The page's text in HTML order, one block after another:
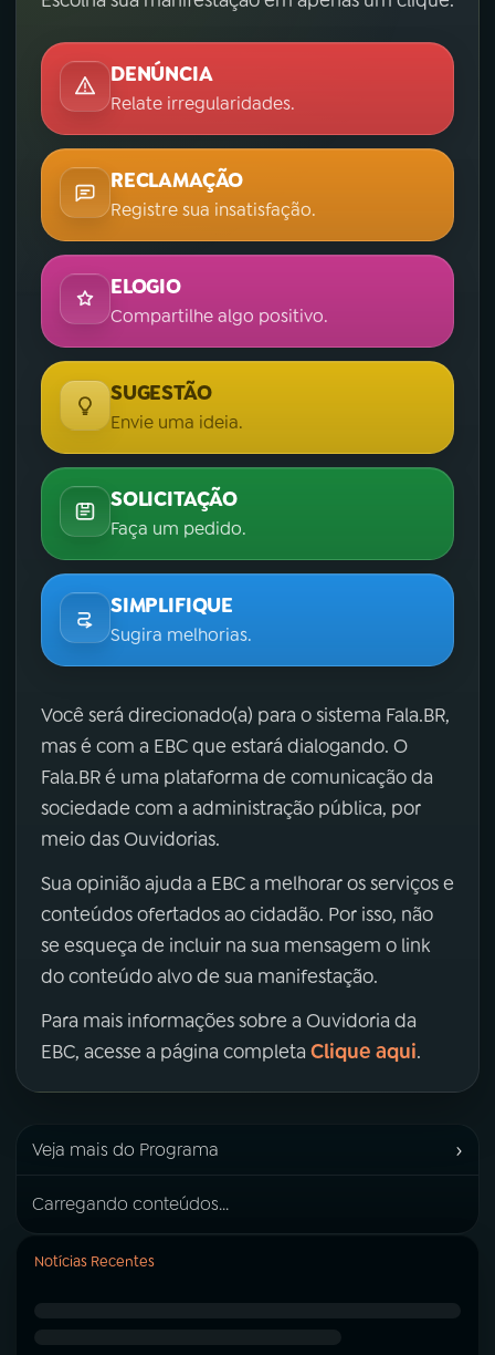
DENÚNCIA
Relate irregularidades.
RECLAMAÇÃO
Registre sua insatisfação.
ELOGIO
Compartilhe algo positivo.
SUGESTÃO
Envie uma ideia.
SOLICITAÇÃO
Faça um pedido.
SIMPLIFIQUE
Sugira melhorias.
Você será direcionado(a) para o sistema Fala.BR,
mas é com a EBC que estará dialogando. O
Fala.BR é uma plataforma de comunicação da
sociedade com a administração pública, por
meio das Ouvidorias.
Sua opinião ajuda a EBC a melhorar os serviços e
conteúdos ofertados ao cidadão. Por isso, não
se esqueça de incluir na sua mensagem o link
do conteúdo alvo de sua manifestação.
Para mais informações sobre a Ouvidoria da
EBC, acesse a página completa Clique aqui.
Veja mais do Programa ›
Carregando conteúdos...
Notícias Recentes